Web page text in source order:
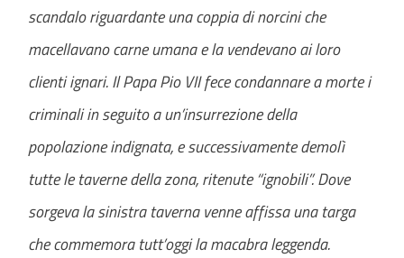
scandalo riguardante una coppia di norcini che
macellavano carne umana e la vendevano ai loro
clienti ignari. Il Papa Pio VII fece condannare a morte i
criminali in seguito a un’insurrezione della
popolazione indignata, e successivamente demolì
tutte le taverne della zona, ritenute “ignobili”. Dove
sorgeva la sinistra taverna venne affissa una targa
che commemora tutt’oggi la macabra leggenda.